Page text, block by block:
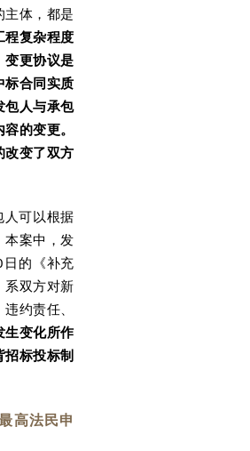
体，都是
程复杂程度
变更协议是
标合同实质
包人与承包
的变更。
改变了双方
可以根据
本案中，发
的《补充
系双方对新
约责任、
生变化所作
招标投标制
高法民申